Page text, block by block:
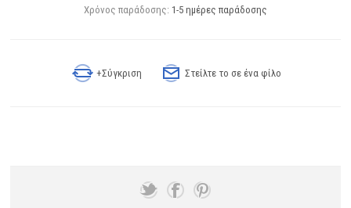
Χρόνος παράδοσης: 1-5 ημέρες παράδοσης
+Σύγκριση Στείλτε το σε ένα φίλο